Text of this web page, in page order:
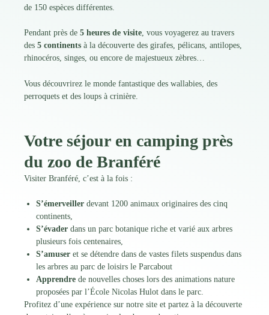
de 150 espèces différentes.
Pendant près de 5 heures de visite, vous voyagerez au travers
des 5 continents à la découverte des girafes, pélicans, antilopes,
rhinocéros, singes, ou encore de majestueux zèbres…
Vous découvrirez le monde fantastique des wallabies, des
perroquets et des loups à crinière.
Votre séjour en camping près
du zoo de Branféré
Visiter Branféré, c’est à la fois :
S’émerveiller devant 1200 animaux originaires des cinq
continents,
S’évader dans un parc botanique riche et varié aux arbres
plusieurs fois centenaires,
S’amuser et se détendre dans de vastes filets suspendus dans
les arbres au parc de loisirs le Parcabout
Apprendre de nouvelles choses lors des animations nature
proposées par l’École Nicolas Hulot dans le parc.
Profitez d’une expérience sur notre site et partez à la découverte